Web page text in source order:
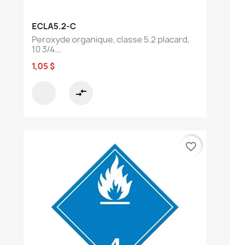
ECLA5.2-C
Peroxyde organique, classe 5.2 placard,
10 3/4...
1,05 $
compare_arrows
favorite_border